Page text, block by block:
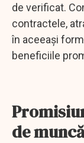
de verificat.
contractele,
în aceeași
beneficiile
de